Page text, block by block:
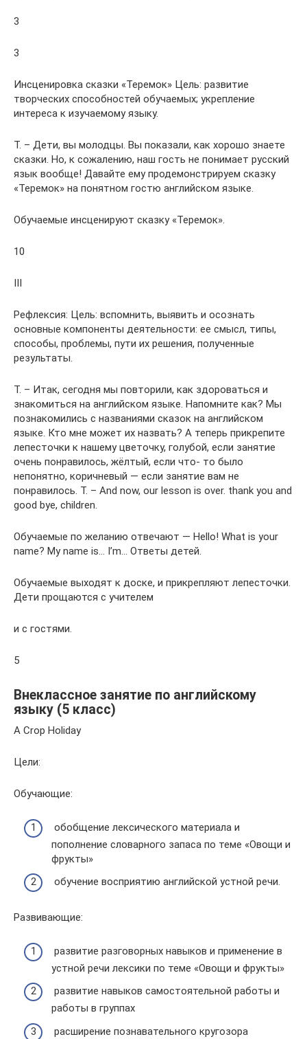
3
3
Инсценировка сказки «Теремок» Цель: развитие
творческих способностей обучаемых; укрепление
интереса к изучаемому языку.
T. – Дети, вы молодцы. Вы показали, как хорошо знаете
сказки. Но, к сожалению, наш гость не понимает русский
язык вообще! Давайте ему продемонстрируем сказку
«Теремок» на понятном гостю английском языке.
Обучаемые инсценируют сказку «Теремок».
10
III
Рефлексия: Цель: вспомнить, выявить и осознать
основные компоненты деятельности: ее смысл, типы,
способы, проблемы, пути их решения, полученные
результаты.
Т. – Итак, сегодня мы повторили, как здороваться и
знакомиться на английском языке. Напомните как? Мы
познакомились с названиями сказок на английском
языке. Кто мне может их назвать? А теперь прикрепите
лепесточки к нашему цветочку, голубой, если занятие
очень понравилось, жёлтый, если что- то было
непонятно, коричневый — если занятие вам не
понравилось. T. – And now, our lesson is over. thank you and
good bye, children.
Обучаемые по желанию отвечают — Hello! What is your
name? My name is… I’m… Ответы детей.
Обучаемые выходят к доске, и прикрепляют лепесточки.
Дети прощаются с учителем
и с гостями.
5
Внеклассное занятие по английскому
языку (5 класс)
A Crop Holiday
Цели:
Обучающие:
обобщение лексического материала и
пополнение словарного запаса по теме «Овощи и
фрукты»
обучение восприятию английской устной речи.
Развивающие:
развитие разговорных навыков и применение в
устной речи лексики по теме «Овощи и фрукты»
развитие навыков самостоятельной работы и
работы в группах
расширение познавательного кругозора